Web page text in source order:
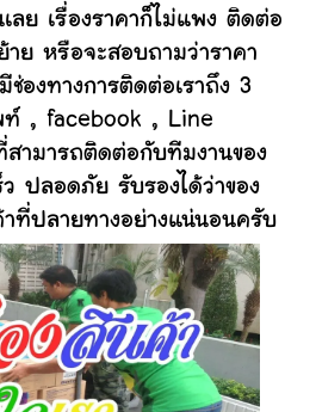
ลย เรื่องราคาก็ไม่แพง ติดต่อ
าย หรือจะสอบถามว่าราคา
ช่องทางการติดต่อเราถึง 3
ท์ , facebook , Line
ามารถติดต่อกับทีมงานของ
ว ปลอดภัย รับรองได้ว่าของ
ที่ปลายทางอย่างแน่นอนครับ